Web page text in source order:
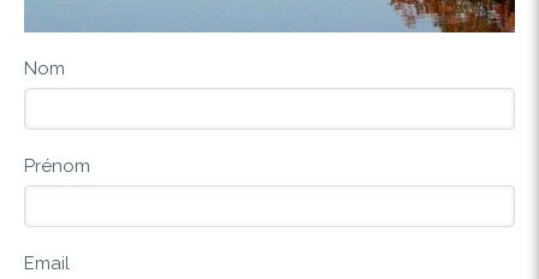
Nom
Prénom
Email